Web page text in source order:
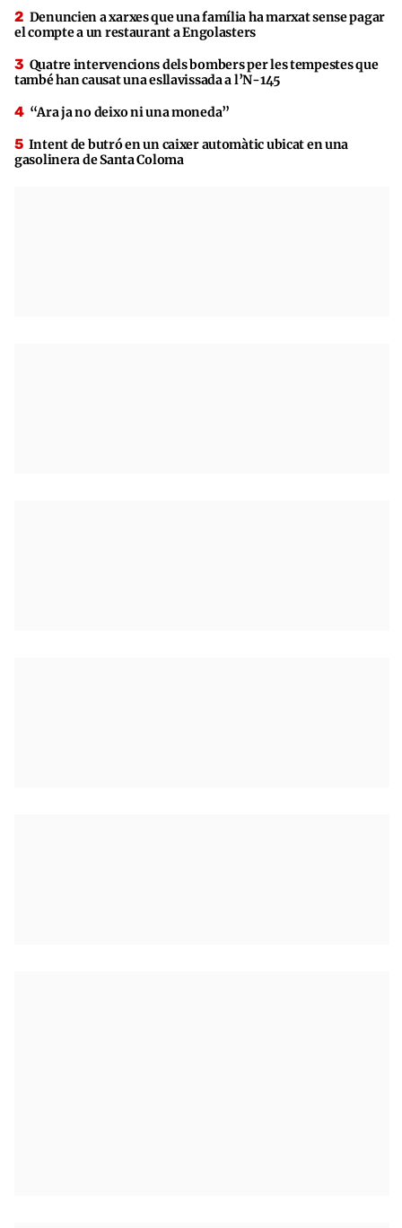
Denuncien a xarxes que una família ha marxat sense pagar
el compte a un restaurant a Engolasters
Quatre intervencions dels bombers per les tempestes que
també han causat una esllavissada a l’N-145
“Ara ja no deixo ni una moneda”
Intent de butró en un caixer automàtic ubicat en una
gasolinera de Santa Coloma